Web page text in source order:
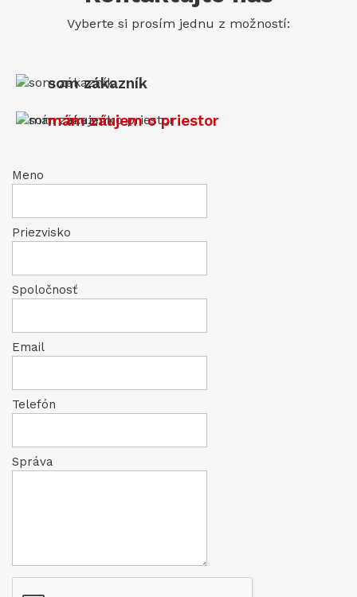
Vyberte si prosím jednu z možností:
som zákazník
mám záujem o priestor
Meno
Priezvisko
Spoločnosť
Email
Telefón
Správa